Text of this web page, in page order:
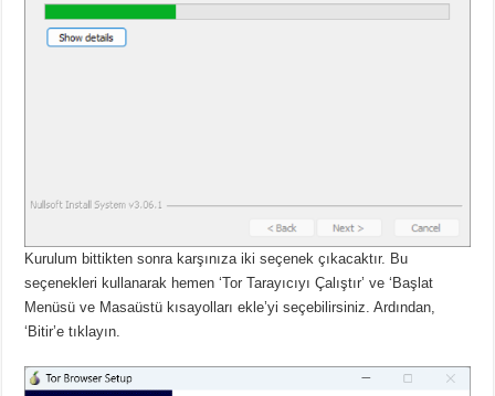
Kurulum bittikten sonra karşınıza iki seçenek çıkacaktır. Bu
seçenekleri kullanarak hemen ‘Tor Tarayıcıyı Çalıştır’ ve ‘Başlat
Menüsü ve Masaüstü kısayolları ekle’yi seçebilirsiniz.Ardından,
‘Bitir’e tıklayın.